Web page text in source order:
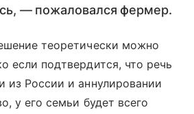
— пожаловался фермер.
теоретически можно
если подтвердится, что речь
из России и аннулировании
у его семьи будет всего